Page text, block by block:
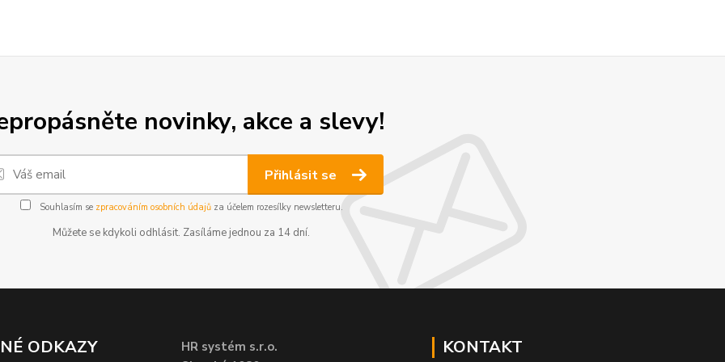
novinky, akce a slevy!
Přihlásit se
Souhlasím se zpracováním osobních údajůza účelem rozesílky newsletteru.
Můžete se kdykoli odhlásit. Zasíláme jednou za 14 dní.
ODKAZY
HR systém s.r.o.
KONTAKT